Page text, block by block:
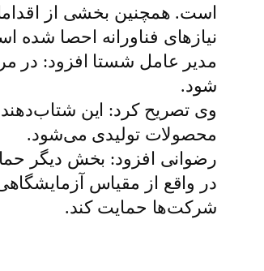
است. همچنین بخشی از
نیازهای فناورانه احصا شده
مدیر عامل شستا افزود: در
شود.
وی تصریح کرد: این
محصولات تولیدی می‌شود.
رضوانی افزود: بخش دیگر
در واقع از مقیاس
شرکت‌ها حمایت کند.